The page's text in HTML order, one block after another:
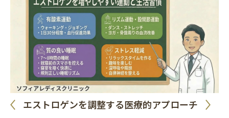
エストロゲンを調整する医療的アプローチ